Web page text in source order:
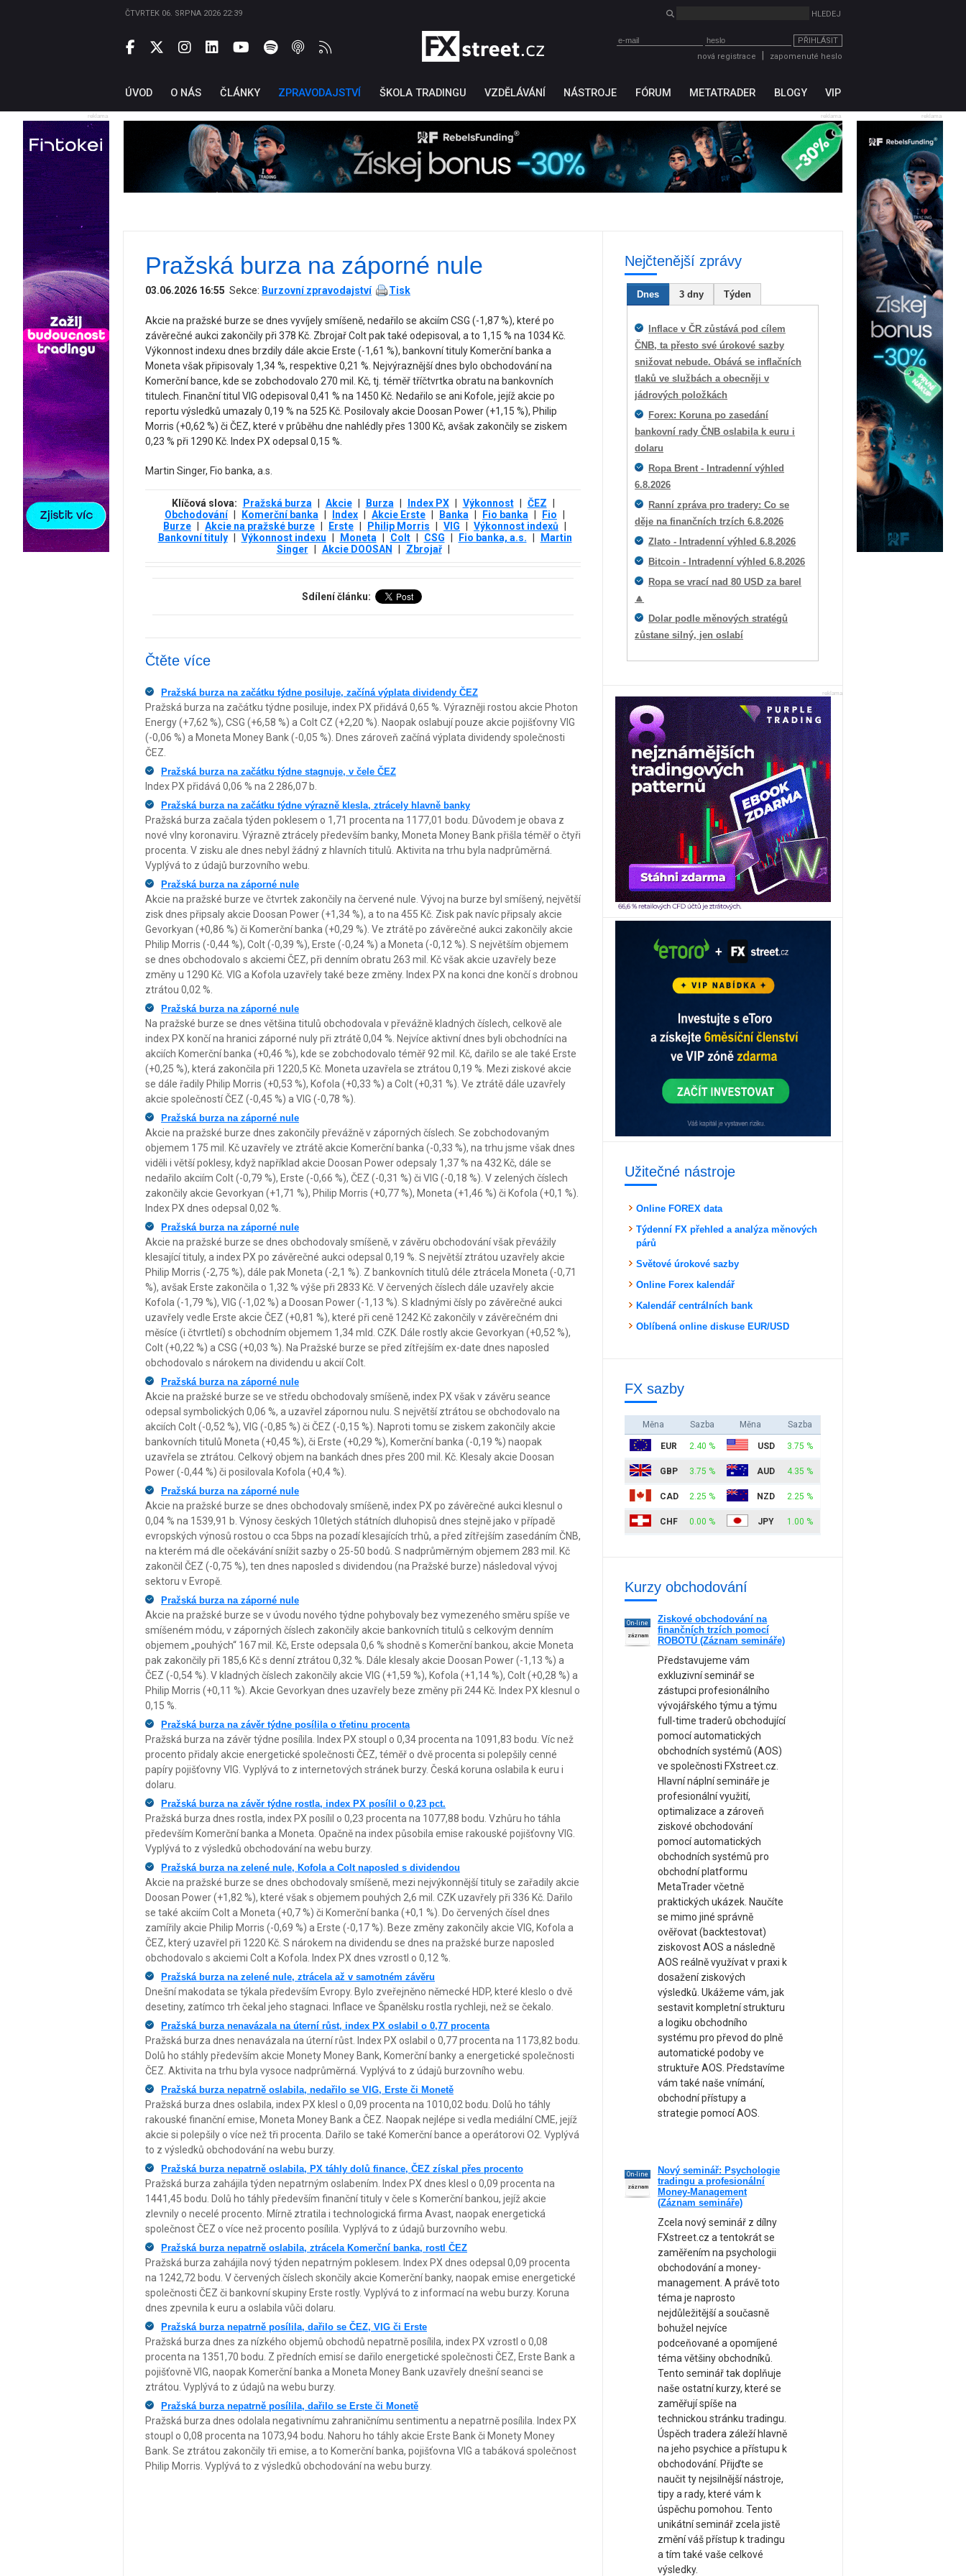
ČTVRTEK 06. SRPNA 2026 22:39
PŘIHLÁSIT
nová registrace
zapomenuté heslo
ÚVOD O NÁS ČLÁNKY ZPRAVODAJSTVÍ ŠKOLA TRADINGU VZDĚLÁVÁNÍ NÁSTROJE FÓRUM METATRADER BLOGY VIP
reklama reklama
reklama
Ticker Tapeby TradingView
Pražská burza na záporné nule
03.06.2026 16:55 Sekce: Burzovní zpravodajství Tisk
Akcie na pražské burze se dnes vyvíjely smíšeně, nedařilo se akciím CSG (-1,87 %), které po
závěrečné aukci zakončily při 378 Kč. Zbrojař Colt pak také odepisoval, a to 1,15 % na 1034 Kč.
Výkonnost indexu dnes brzdily dále akcie Erste (-1,61 %), bankovní tituly Komerční banka a
Moneta však připisovaly 1,34 %, respektive 0,21 %. Nejvýraznější dnes bylo obchodování na
Komerční bance, kde se zobchodovalo 270 mil. Kč, tj. téměř tříčtvrtka obratu na bankovních
titulech. Finanční titul VIG odepisoval 0,41 % na 1450 Kč. Nedařilo se ani Kofole, jejíž akcie po
reportu výsledků umazaly 0,19 % na 525 Kč. Posilovaly akcie Doosan Power (+1,15 %), Philip
Morris (+0,62 %) či ČEZ, které v průběhu dne nahlédly přes 1300 Kč, avšak zakončily se ziskem
0,23 % při 1290 Kč. Index PX odepsal 0,15 %.
Martin Singer, Fio banka, a.s.
Klíčová slova: Pražská burza Akcie Burza Index PX Výkonnost ČEZ
Obchodování
Komerční banka Index Akcie Erste Banka Fio banka Fio
Burze
Akcie na pražské burze Erste Philip Morris VIG Výkonnost indexů
Bankovní tituly
Výkonnost indexu Moneta Colt CSG Fio banka, a.s.
Martin
Singer
Akcie DOOSAN Zbrojař
Sdílení článku:
Čtěte více
Pražská burza na začátku týdne posiluje, začíná výplata dividendy ČEZ
Pražská burza na začátku týdne posiluje, index PX přidává 0,65 %. Výrazněji rostou akcie Photon
Energy (+7,62 %), CSG (+6,58 %) a Colt CZ (+2,20 %). Naopak oslabují pouze akcie pojišťovny VIG
(-0,06 %) a Moneta Money Bank (-0,05 %). Dnes zároveň začíná výplata dividendy společnosti
ČEZ.
Pražská burza na začátku týdne stagnuje, v čele ČEZ
Index PX přidává 0,06 % na 2 286,07 b.
Pražská burza na začátku týdne výrazně klesla, ztrácely hlavně banky
Pražská burza začala týden poklesem o 1,71 procenta na 1177,01 bodu. Důvodem je obava z
nové vlny koronaviru. Výrazně ztrácely především banky, Moneta Money Bank přišla téměř o čtyři
procenta. V zisku ale dnes nebyl žádný z hlavních titulů. Aktivita na trhu byla nadprůměrná.
Vyplývá to z údajů burzovního webu.
Pražská burza na záporné nule
Akcie na pražské burze ve čtvrtek zakončily na červené nule. Vývoj na burze byl smíšený, největší
zisk dnes připsaly akcie Doosan Power (+1,34 %), a to na 455 Kč. Zisk pak navíc připsaly akcie
Gevorkyan (+0,86 %) či Komerční banka (+0,29 %). Ve ztrátě po závěrečné aukci zakončily akcie
Philip Morris (-0,44 %), Colt (-0,39 %), Erste (-0,24 %) a Moneta (-0,12 %). S největším objemem
se dnes obchodovalo s akciemi ČEZ, při denním obratu 263 mil. Kč však akcie uzavřely beze
změny u 1290 Kč. VIG a Kofola uzavřely také beze změny. Index PX na konci dne končí s drobnou
ztrátou 0,02 %.
Pražská burza na záporné nule
Na pražské burze se dnes většina titulů obchodovala v převážně kladných číslech, celkově ale
index PX končí na hranici záporné nuly při ztrátě 0,04 %. Nejvíce aktivní dnes byli obchodníci na
akciích Komerční banka (+0,46 %), kde se zobchodovalo téměř 92 mil. Kč, dařilo se ale také Erste
(+0,25 %), která zakončila při 1220,5 Kč. Moneta uzavřela se ztrátou 0,19 %. Mezi ziskové akcie
se dále řadily Philip Morris (+0,53 %), Kofola (+0,33 %) a Colt (+0,31 %). Ve ztrátě dále uzavřely
akcie společností ČEZ (-0,45 %) a VIG (-0,78 %).
Pražská burza na záporné nule
Akcie na pražské burze dnes zakončily převážně v záporných číslech. Se zobchodovaným
objemem 175 mil. Kč uzavřely ve ztrátě akcie Komerční banka (-0,33 %), na trhu jsme však dnes
viděli i větší poklesy, když například akcie Doosan Power odepsaly 1,37 % na 432 Kč, dále se
nedařilo akciím Colt (-0,79 %), Erste (-0,66 %), ČEZ (-0,31 %) či VIG (-0,18 %). V zelených číslech
zakončily akcie Gevorkyan (+1,71 %), Philip Morris (+0,77 %), Moneta (+1,46 %) či Kofola (+0,1 %).
Index PX dnes odepsal 0,02 %.
Pražská burza na záporné nule
Akcie na pražské burze se dnes obchodovaly smíšeně, v závěru obchodování však převážily
klesající tituly, a index PX po závěrečné aukci odepsal 0,19 %. S největší ztrátou uzavřely akcie
Philip Morris (-2,75 %), dále pak Moneta (-2,1 %). Z bankovních titulů déle ztrácela Moneta (-0,71
%), avšak Erste zakončila o 1,32 % výše při 2833 Kč. V červených číslech dále uzavřely akcie
Kofola (-1,79 %), VIG (-1,02 %) a Doosan Power (-1,13 %). S kladnými čísly po závěrečné aukci
uzavřely vedle Erste akcie ČEZ (+0,81 %), které při ceně 1242 Kč zakončily v závěrečném dni
měsíce (i čtvrtletí) s obchodním objemem 1,34 mld. CZK. Dále rostly akcie Gevorkyan (+0,52 %),
Colt (+0,22 %) a CSG (+0,03 %). Na Pražské burze se před zítřejším ex-date dnes naposled
obchodovalo s nárokem na dividendu u akcií Colt.
Pražská burza na záporné nule
Akcie na pražské burze se ve středu obchodovaly smíšeně, index PX však v závěru seance
odepsal symbolických 0,06 %, a uzavřel zápornou nulu. S největší ztrátou se obchodovalo na
akciích Colt (-0,52 %), VIG (-0,85 %) či ČEZ (-0,15 %). Naproti tomu se ziskem zakončily akcie
bankovních titulů Moneta (+0,45 %), či Erste (+0,29 %), Komerční banka (-0,19 %) naopak
uzavřela se ztrátou. Celkový objem na bankách dnes přes 200 mil. Kč. Klesaly akcie Doosan
Power (-0,44 %) či posilovala Kofola (+0,4 %).
Pražská burza na záporné nule
Akcie na pražské burze se dnes obchodovaly smíšeně, index PX po závěrečné aukci klesnul o
0,04 % na 1539,91 b. Výnosy českých 10letých státních dluhopisů dnes stejně jako v případě
evropských výnosů rostou o cca 5bps na pozadí klesajících trhů, a před zítřejším zasedáním ČNB,
na kterém má dle očekávání snížit sazby o 25-50 bodů. S nadprůměrným objemem 283 mil. Kč
zakončil ČEZ (-0,75 %), ten dnes naposled s dividendou (na Pražské burze) následoval vývoj
sektoru v Evropě.
Pražská burza na záporné nule
Akcie na pražské burze se v úvodu nového týdne pohybovaly bez vymezeného směru spíše ve
smíšeném módu, v záporných číslech zakončily akcie bankovních titulů s celkovým denním
objemem „pouhých“ 167 mil. Kč, Erste odepsala 0,6 % shodně s Komerční bankou, akcie Moneta
pak zakončily při 185,6 Kč s denní ztrátou 0,32 %. Dále klesaly akcie Doosan Power (-1,13 %) a
ČEZ (-0,54 %). V kladných číslech zakončily akcie VIG (+1,59 %), Kofola (+1,14 %), Colt (+0,28 %) a
Philip Morris (+0,11 %). Akcie Gevorkyan dnes uzavřely beze změny při 244 Kč. Index PX klesnul o
0,15 %.
Pražská burza na závěr týdne posílila o třetinu procenta
Pražská burza na závěr týdne posílila. Index PX stoupl o 0,34 procenta na 1091,83 bodu. Víc než
procento přidaly akcie energetické společnosti ČEZ, téměř o dvě procenta si polepšily cenné
papíry pojišťovny VIG. Vyplývá to z internetových stránek burzy. Česká koruna oslabila k euru i
dolaru.
Pražská burza na závěr týdne rostla, index PX posílil o 0,23 pct.
Pražská burza dnes rostla, index PX posílil o 0,23 procenta na 1077,88 bodu. Vzhůru ho táhla
především Komerční banka a Moneta. Opačně na index působila emise rakouské pojišťovny VIG.
Vyplývá to z výsledků obchodování na webu burzy.
Pražská burza na zelené nule, Kofola a Colt naposled s dividendou
Akcie na pražské burze se dnes obchodovaly smíšeně, mezi nejvýkonnější tituly se zařadily akcie
Doosan Power (+1,82 %), které však s objemem pouhých 2,6 mil. CZK uzavřely při 336 Kč. Dařilo
se také akciím Colt a Moneta (+0,7 %) či Komerční banka (+0,1 %). Do červených čísel dnes
zamířily akcie Philip Morris (-0,69 %) a Erste (-0,17 %). Beze změny zakončily akcie VIG, Kofola a
ČEZ, který uzavřel při 1220 Kč. S nárokem na dividendu se dnes na pražské burze naposled
obchodovalo s akciemi Colt a Kofola. Index PX dnes vzrostl o 0,12 %.
Pražská burza na zelené nule, ztrácela až v samotném závěru
Dnešní makodata se týkala především Evropy. Bylo zveřejněno německé HDP, které kleslo o dvě
desetiny, zatímco trh čekal jeho stagnaci. Inflace ve Španělsku rostla rychleji, než se čekalo.
Pražská burza nenavázala na úterní růst, index PX oslabil o 0,77 procenta
Pražská burza dnes nenavázala na úterní růst. Index PX oslabil o 0,77 procenta na 1173,82 bodu.
Dolů ho stáhly především akcie Monety Money Bank, Komerční banky a energetické společnosti
ČEZ. Aktivita na trhu byla vysoce nadprůměrná. Vyplývá to z údajů burzovního webu.
Pražská burza nepatrně oslabila, nedařilo se VIG, Erste či Monetě
Pražská burza dnes oslabila, index PX klesl o 0,09 procenta na 1010,02 bodu. Dolů ho táhly
rakouské finanční emise, Moneta Money Bank a ČEZ. Naopak nejlépe si vedla mediální CME, jejíž
akcie si polepšily o více než tři procenta. Dařilo se také Komerční bance a operátorovi O2. Vyplývá
to z výsledků obchodování na webu burzy.
Pražská burza nepatrně oslabila, PX táhly dolů finance, ČEZ získal přes procento
Pražská burza zahájila týden nepatrným oslabením. Index PX dnes klesl o 0,09 procenta na
1441,45 bodu. Dolů ho táhly především finanční tituly v čele s Komerční bankou, jejíž akcie
zlevnily o necelé procento. Mírně ztratila i technologická firma Avast, naopak energetická
společnost ČEZ o více než procento posílila. Vyplývá to z údajů burzovního webu.
Pražská burza nepatrně oslabila, ztrácela Komerční banka, rostl ČEZ
Pražská burza zahájila nový týden nepatrným poklesem. Index PX dnes odepsal 0,09 procenta
na 1242,72 bodu. V červených číslech skončily akcie Komerční banky, naopak emise energetické
společnosti ČEZ či bankovní skupiny Erste rostly. Vyplývá to z informací na webu burzy. Koruna
dnes zpevnila k euru a oslabila vůči dolaru.
Pražská burza nepatrně posílila, dařilo se ČEZ, VIG či Erste
Pražská burza dnes za nízkého objemů obchodů nepatrně posílila, index PX vzrostl o 0,08
procenta na 1351,70 bodu. Z předních emisí se dařilo energetické společnosti ČEZ, Erste Bank a
pojišťovně VIG, naopak Komerční banka a Moneta Money Bank uzavřely dnešní seanci se
ztrátou. Vyplývá to z údajů na webu burzy.
Pražská burza nepatrně posílila, dařilo se Erste či Monetě
Pražská burza dnes odolala negativnímu zahraničnímu sentimentu a nepatrně posílila. Index PX
stoupl o 0,08 procenta na 1073,94 bodu. Nahoru ho táhly akcie Erste Bank či Monety Money
Bank. Se ztrátou zakončily tři emise, a to Komerční banka, pojišťovna VIG a tabáková společnost
Philip Morris. Vyplývá to z výsledků obchodování na webu burzy.
Nejčtenější zprávy
Dnes 3 dny Týden
Inflace v ČR zůstává pod cílem
ČNB, ta přesto své úrokové sazby
snižovat nebude. Obává se inflačních
tlaků ve službách a obecněji v
jádrových položkách
Forex: Koruna po zasedání
bankovní rady ČNB oslabila k euru i
dolaru
Ropa Brent - Intradenní výhled
6.8.2026
Ranní zpráva pro tradery: Co se
děje na finančních trzích 6.8.2026
Zlato - Intradenní výhled 6.8.2026
Bitcoin - Intradenní výhled 6.8.2026
Ropa se vrací nad 80 USD za barel
🔼
Dolar podle měnových stratégů
zůstane silný, jen oslabí
reklama
Užitečné nástroje
Online FOREX data
Týdenní FX přehled a analýza měnových
párů
Světové úrokové sazby
Online Forex kalendář
Kalendář centrálních bank
Oblíbená online diskuse EUR/USD
FX sazby
Měna Sazba Měna Sazba
EUR 2.40 % USD 3.75 %
GBP 3.75 % AUD 4.35 %
CAD 2.25 % NZD 2.25 %
CHF 0.00 % JPY 1.00 %
Kurzy obchodování
On-line
záznam
Ziskové obchodování na
finančních trzích pomocí
ROBOTŮ (Záznam semináře)
Představujeme vám
exkluzivní seminář se
zástupci profesionálního
vývojářského týmu a týmu
full-time traderů obchodující
pomocí automatických
obchodních systémů (AOS)
ve společnosti FXstreet.cz.
Hlavní náplní semináře je
profesionální využití,
optimalizace a zároveň
ziskové obchodování
pomocí automatických
obchodních systémů pro
obchodní platformu
MetaTrader včetně
praktických ukázek. Naučíte
se mimo jiné správně
ověřovat (backtestovat)
ziskovost AOS a následně
AOS reálně využívat v praxi k
dosažení ziskových
výsledků. Ukážeme vám, jak
sestavit kompletní strukturu
a logiku obchodního
systému pro převod do plně
automatické podoby ve
struktuře AOS. Představíme
vám také naše vnímání,
obchodní přístupy a
strategie pomocí AOS.
On-line
záznam
Nový seminář: Psychologie
tradingu a profesionální
Money-Management
(Záznam semináře)
Zcela nový seminář z dílny
FXstreet.cz a tentokrát se
zaměřením na psychologii
obchodování a money-
management. A právě toto
téma je naprosto
nejdůležitější a současně
bohužel nejvíce
podceňované a opomíjené
téma většiny obchodníků.
Tento seminář tak doplňuje
naše ostatní kurzy, které se
zaměřují spíše na
technickou stránku tradingu.
Úspěch tradera záleží hlavně
na jeho psychice a přístupu k
obchodování. Přijďte se
naučit ty nejsilnější nástroje,
tipy a rady, které vám k
úspěchu pomohou. Tento
unikátní seminář zcela jistě
změní váš přístup k tradingu
a tím také vaše celkové
výsledky.